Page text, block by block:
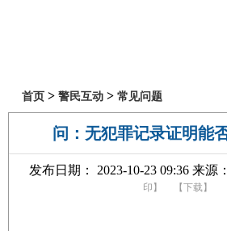
首页 > 警民互动 > 常见问题
问：无犯罪记录证明能
发布日期： 2023-10-23 09:36 来源：
印】
【下载】